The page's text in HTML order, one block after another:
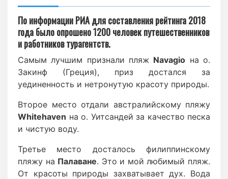
По информации РИА для составления рейтинга 2018
года было опрошено 1200 человек путешественников
и работников турагентств.
Самым лучшим признали пляж Navagio на о.
Закинф (Греция), приз достался за
уединенность и нетронутую красоту природы.
Второе место отдали австралийскому пляжу
Whitehaven на о. Уитсандей за качество песка
и чистую воду.
Третье место досталось филиппинскому
пляжу на Палаване. Это и мой любимый пляж.
От красоты природы захватывает дух. Вода